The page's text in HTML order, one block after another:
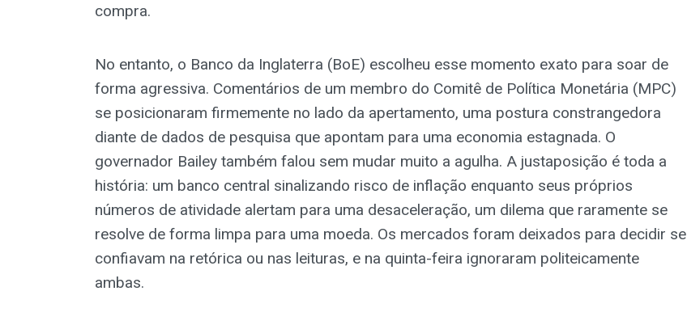
compra.
No entanto, o Banco da Inglaterra (BoE) escolheu esse momento exato para soar de
forma agressiva. Comentários de um membro do Comitê de Política Monetária (MPC)
se posicionaram firmemente no lado da apertamento, uma postura constrangedora
diante de dados de pesquisa que apontam para uma economia estagnada. O
governador Bailey também falou sem mudar muito a agulha. A justaposição é toda a
história: um banco central sinalizando risco de inflação enquanto seus próprios
números de atividade alertam para uma desaceleração, um dilema que raramente se
resolve de forma limpa para uma moeda. Os mercados foram deixados para decidir se
confiavam na retórica ou nas leituras, e na quinta-feira ignoraram politeicamente
ambas.